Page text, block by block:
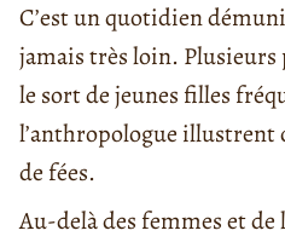
C’est un quotidien
jamais très loin. Plusieurs
le sort de jeunes filles
l’anthropologue illustrent
de fées.
Au-delà des femmes et